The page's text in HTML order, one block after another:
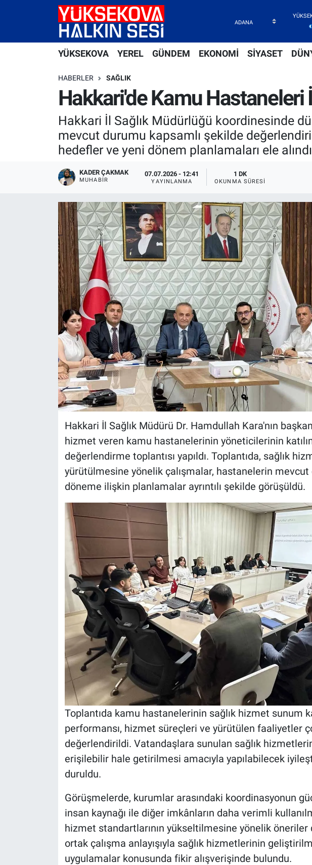
YÜKSEKOVA YEREL GÜNDEM EKONOMİ SİYASET
HABERLER SAĞLIK
Hakkari'de Kamu Hastaneleri
Hakkari İl Sağlık Müdürlüğü koordinesinde
mevcut durumu kapsamlı şekilde
hedefler ve yeni dönem planlamaları ele
KADER ÇAKMAK
MUHABİR
07.07.2026 - 12:41
YAYINLANMA
1 DK
OKUNMA SÜRESI
Hakkari İl Sağlık Müdürü Dr. Hamdullah Kara'nın
hizmet veren kamu hastanelerinin yöneticilerinin
değerlendirme toplantısı yapıldı. Toplantıda, sağlık
yürütülmesine yönelik çalışmalar, hastanelerin
döneme ilişkin planlamalar ayrıntılı şekilde görüşüldü.
Toplantıda kamu hastanelerinin sağlık hizmet sunum
performansı, hizmet süreçleri ve yürütülen faaliyetler
değerlendirildi. Vatandaşlara sunulan sağlık
erişilebilir hale getirilmesi amacıyla yapılabilecek
duruldu.
Görüşmelerde, kurumlar arasındaki koordinasyonun
insan kaynağı ile diğer imkânların daha verimli
hizmet standartlarının yükseltilmesine yönelik öneriler
ortak çalışma anlayışıyla sağlık hizmetlerinin
uygulamalar konusunda fikir alışverişinde bulundu.
Yüksekova Nöbetçi Eczaneler
Yüksekova Trafik Yoğunluk Haritası
Süper Lig Puan Durumu ve Fikstür
Tüm Manşetler
Son Dakika Haberleri